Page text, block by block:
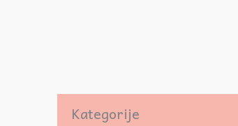
Kategorije